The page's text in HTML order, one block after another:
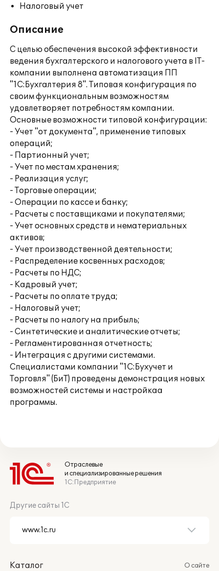
Налоговый учет
Описание
С целью обеспечения высокой эффективности
ведения бухгалтерского и налогового учета в IT-
компании выполнена автоматизация ПП
"1С:Бухгалтерия 8". Типовая конфигурация по
своим функциональным возможностям
удовлетворяет потребностям компании.
Основные возможности типовой конфигурации:
- Учет "от документа", применение типовых
операций;
- Партионный учет;
- Учет по местам хранения;
- Реализация услуг;
- Торговые операции;
- Операции по кассе и банку;
- Расчеты с поставщиками и покупателями;
- Учет основных средств и нематериальных
активов;
- Учет производственной деятельности;
- Распределение косвенных расходов;
- Расчеты по НДС;
- Кадровый учет;
- Расчеты по оплате труда;
- Налоговый учет;
- Расчеты по налогу на прибыль;
- Синтетические и аналитические отчеты;
- Регламентированная отчетность;
- Интеграция с другими системами.
Специалистами компании "1С:Бухучет и
Торговля" (БиТ) проведены демонстрация новых
возможностей системы и настройкаа
программы.
Отраслевые
и специализированные решения
1С:Предприятие
Другие сайты 1С
Каталог
О сайте